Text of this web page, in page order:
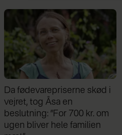
Da fødevarepriserne skød i
vejret, tog Åsa en
beslutning: ”For 700 kr. om
ugen bliver hele familien